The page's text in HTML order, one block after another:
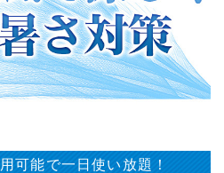
可能で一日使い放題！